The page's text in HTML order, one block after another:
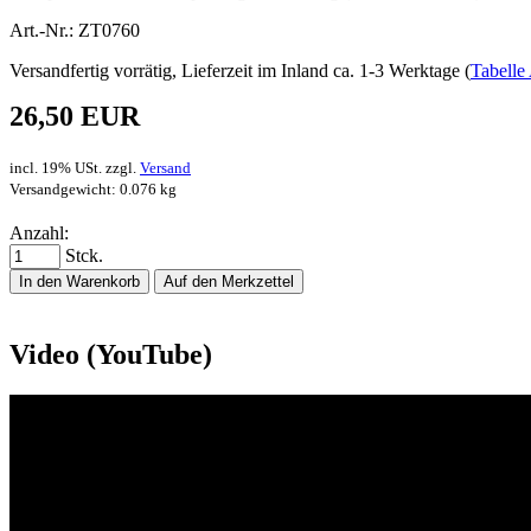
Art.-Nr.: ZT0760
Versandfertig vorrätig, Lieferzeit im Inland ca. 1-3 Werktage (Tabelle
26,50 EUR
incl. 19% USt. zzgl. Versand
Versandgewicht: 0.076 kg
Anzahl:
Stck.
In den Warenkorb Auf den Merkzettel
Video (YouTube)